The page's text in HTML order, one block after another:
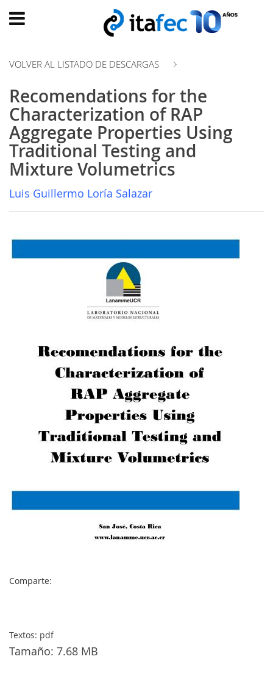
Main
INICIO
EVOLUCIÓN
EVENTOS
WATCH
NOW
PRODUMER
VIDEOS
DIGITAL
CUSTOMER
VOLVER AL LISTADO DE DESCARGAS
Recomendations for the
Characterization of RAP
Aggregate Properties Using
Traditional Testing and
Mixture Volumetrics
Luis Guillermo Loría Salazar
Comparte:
Textos: pdf
Tamaño: 7.68 MB